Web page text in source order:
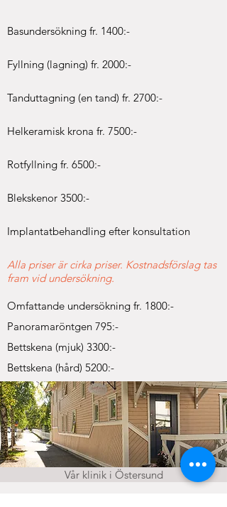
Basundersökning fr. 1400:-
Fyllning (lagning) fr. 2000:-
Tanduttagning (en tand) fr. 2700:-
Helkeramisk krona fr. 7500:-
Rotfyllning fr. 6500:-
Blekskenor 3500:-
Implantatbehandling efter konsultation
Alla priser är cirka priser. Kostnadsförslag tas
fram vid undersökning.
Omfattande undersökning fr. 1800:-
Panoramaröntgen 795:-
Bettskena (mjuk) 3300:-
Bettskena (hård) 5200:-
Vår klinik i Östersund